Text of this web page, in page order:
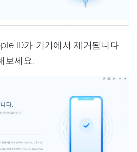
ID가 기기에서 제거됩니다.
보세요.